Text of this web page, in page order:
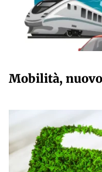
Mobilità,